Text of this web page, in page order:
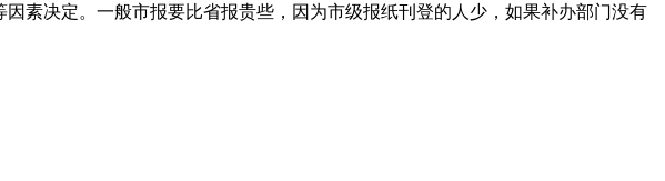
素决定。一般市报要比省报贵些，因为市级报纸刊登的人少，如果补办部门没有